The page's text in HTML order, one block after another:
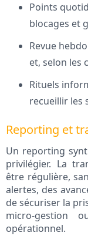
Points
blocages et
Revue
et, selon les
Rituels
recueillir les
Reporting et
Un reporting
privilégier. La
être régulière,
alertes, des
de sécuriser la
micro-gestion
opérationnel.